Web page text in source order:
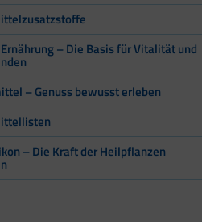
– Die Basis für Vitalität und
– Genuss bewusst erleben
– Die Kraft der Heilpflanzen